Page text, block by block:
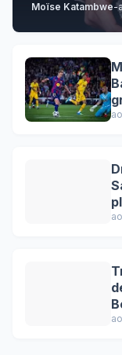
Moïse Katambwe-